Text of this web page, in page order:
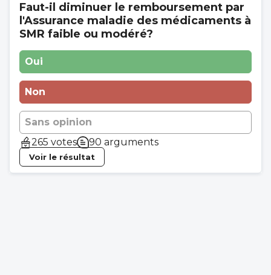
Faut-il diminuer le remboursement par
l'Assurance maladie des médicaments à
SMR faible ou modéré?
Oui
Non
Sans opinion
265 votes
90 arguments
Voir le résultat